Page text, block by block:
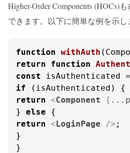
Higher-Order Components (HOCs)
できます。以下に簡単な例を示し
function withAuth (
return
function
const isAuthenticated
if
return <Component {
} else
return <LoginPage /> ;
}
}